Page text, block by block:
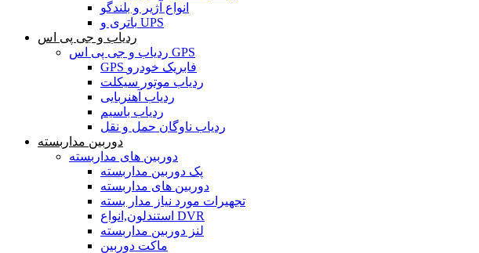
انواع آژیر و بلندگو
باتری و UPS
ردیاب و جی پی اس
ردیاب و جی پی اس GPS
GPS فابریک خودرو
ردیاب موتور سیکلت
ردیاب آهنربایی
ردیاب باسیم
ردیاب ناوگان حمل و نقل
دوربین مداربسته
دوربین های مداربسته
پک دوربین مداربسته
دوربین های مداربسته
تجهیرات مورد نیاز مدار بسته
استندلون,انواع DVR
لنز دوربین مداربسته
ماکت دوربین